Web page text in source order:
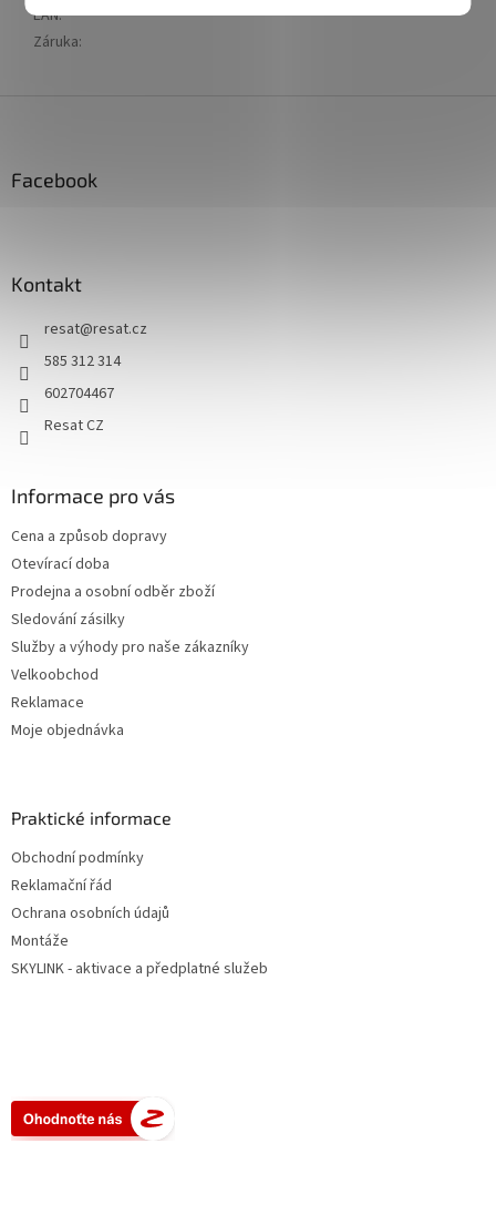
EAN:
Záruka:
Facebook
Kontakt
resat@resat.cz
585 312 314
602704467
Resat CZ
Informace pro vás
Cena a způsob dopravy
Otevírací doba
Prodejna a osobní odběr zboží
Sledování zásilky
Služby a výhody pro naše zákazníky
Velkoobchod
Reklamace
Moje objednávka
Praktické informace
Obchodní podmínky
Reklamační řád
Ochrana osobních údajů
Montáže
SKYLINK - aktivace a předplatné služeb